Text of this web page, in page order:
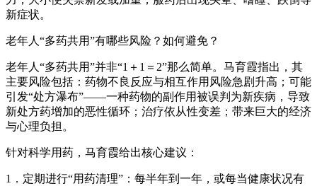
新症状。
老年人“多药共用”有哪些风险？如何避免？
老年人“多药共用”并非“1＋1＝2”那么简单。马育霞指出，其
主要风险包括：药物不良反应与相互作用风险急剧升高；可能
引发“处方瀑布”——一种药物的副作用被误判为新疾病，导致
新处方药增加的恶性循环；治疗依从性变差；带来巨大的经济
与心理负担。
针对科学用药，马育霞给出核心建议：
1．定期进行“用药清理”：每半年到一年，或每当健康状况有